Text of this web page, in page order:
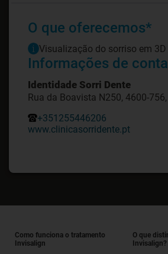
O que oferecemos*
Visualização do sorriso em 3D
Informações de
Identidade Sorri Dente
Rua da Boavista N250, 4600-
+351255446206
www.clinicasorridente.pt
Como funciona o tratamento
Invisalign
O que
Invisalign?